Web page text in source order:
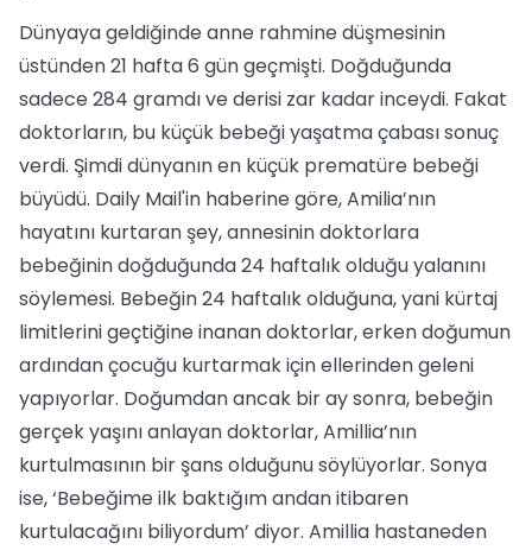
Dünyaya geldiğinde anne rahmine düşmesinin
üstünden 21 hafta 6 gün geçmişti. Doğduğunda
sadece 284 gramdı ve derisi zar kadar inceydi. Fakat
doktorların, bu küçük bebeği yaşatma çabası sonuç
verdi. Şimdi dünyanın en küçük prematüre bebeği
büyüdü. Daily Mail'in haberine göre, Amilia’nın
hayatını kurtaran şey, annesinin doktorlara
bebeğinin doğduğunda 24 haftalık olduğu yalanını
söylemesi. Bebeğin 24 haftalık olduğuna, yani kürtaj
limitlerini geçtiğine inanan doktorlar, erken doğumun
ardından çocuğu kurtarmak için ellerinden geleni
yapıyorlar. Doğumdan ancak bir ay sonra, bebeğin
gerçek yaşını anlayan doktorlar, Amillia’nın
kurtulmasının bir şans olduğunu söylüyorlar. Sonya
ise, ‘Bebeğime ilk baktığım andan itibaren
kurtulacağını biliyordum’ diyor. Amillia hastaneden